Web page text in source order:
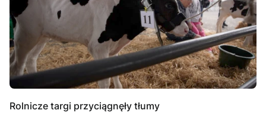
Rolnicze targi przyciągnęły tłumy